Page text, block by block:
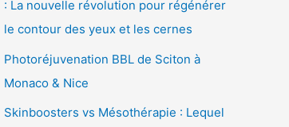
: La nouvelle révolution pour régénérer
le contour des yeux et les cernes
Photoréjuvenation BBL de Sciton à
Monaco & Nice
Skinboosters vs Mésothérapie : Lequel